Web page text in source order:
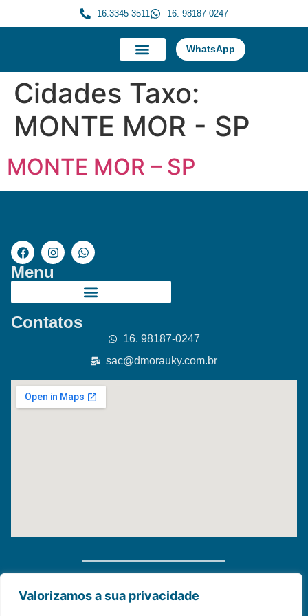
Valorizamos a sua privacidade
16.3345-3511 16. 98187-0247
WhatsApp
Cidades Taxo:
MONTE MOR - SP
MONTE MOR – SP
Menu
Contatos
16. 98187-0247
sac@dmorauky.com.br
Distribuidora Morauky 2025. Todos Os Direitos